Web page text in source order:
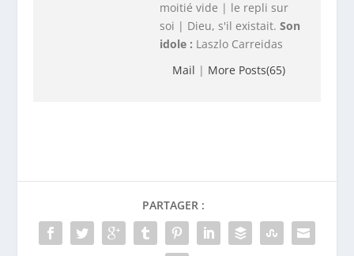
moitié vide | le repli sur
soi | Dieu, s'il existait. Son
idole : Laszlo Carreidas
Mail | More Posts(65)
PARTAGER :